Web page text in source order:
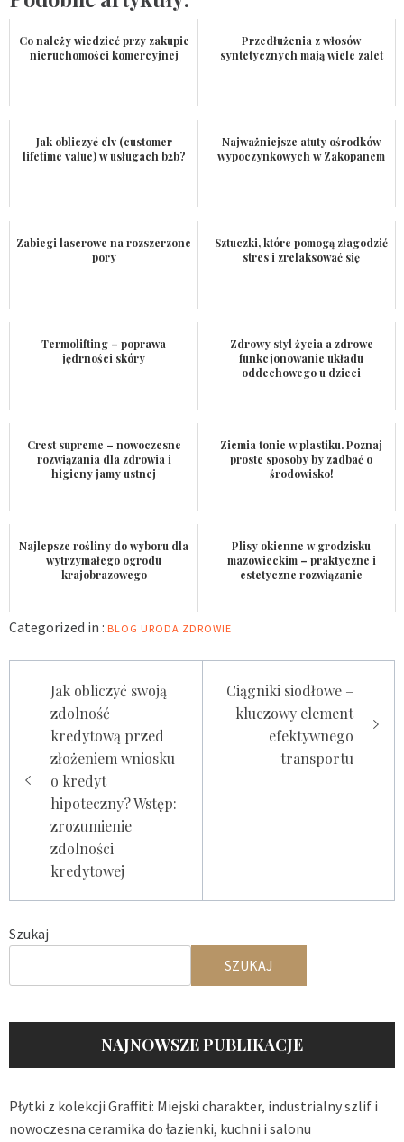
Co należy wiedzieć przy zakupie
nieruchomości komercyjnej
Przedłużenia z włosów
syntetycznych mają wiele zalet
Jak obliczyć clv (customer
lifetime value) w usługach b2b?
Najważniejsze atuty ośrodków
wypoczynkowych w Zakopanem
Zabiegi laserowe na rozszerzone
pory
Sztuczki, które pomogą złagodzić
stres i zrelaksować się
Termolifting – poprawa
jędrności skóry
Zdrowy styl życia a zdrowe
funkcjonowanie układu
oddechowego u dzieci
Crest supreme – nowoczesne
rozwiązania dla zdrowia i
higieny jamy ustnej
Ziemia tonie w plastiku. Poznaj
proste sposoby by zadbać o
środowisko!
Najlepsze rośliny do wyboru dla
wytrzymałego ogrodu
krajobrazowego
Plisy okienne w grodzisku
mazowieckim – praktyczne i
estetyczne rozwiązanie
Categorized in : BLOG URODA ZDROWIE
wpisuJak obliczyć swoją
zdolność
kredytową przed
złożeniem wniosku
o kredyt
hipoteczny? Wstęp:
zrozumienie
zdolności
kredytowej
Ciągniki siodłowe –
kluczowy element
efektywnego
transportu
Szukaj
SZUKAJ
NAJNOWSZE PUBLIKACJE
Płytki z kolekcji Graffiti: Miejski charakter, industrialny szlif i
nowoczesna ceramika do łazienki, kuchni i salonu